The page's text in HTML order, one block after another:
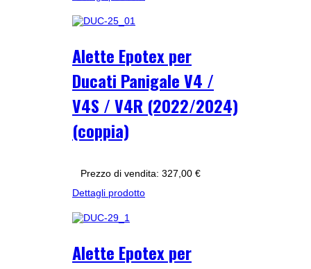
Alette Epotex per
Ducati Panigale V4 /
V4S / V4R (2022/2024)
(coppia)
Prezzo di vendita: 327,00 €
Dettagli prodotto
Alette Epotex per